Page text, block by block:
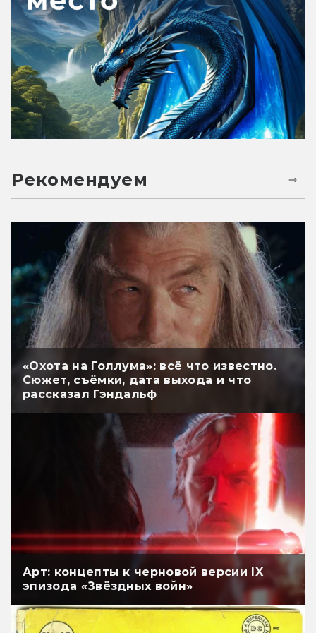
Рекомендуем
«Охота на Голлума»: всё что известно.
Сюжет, съёмки, дата выхода и что
рассказал Гэндальф
Арт: концепты к черновой версии IX
эпизода «Звёздных войн»